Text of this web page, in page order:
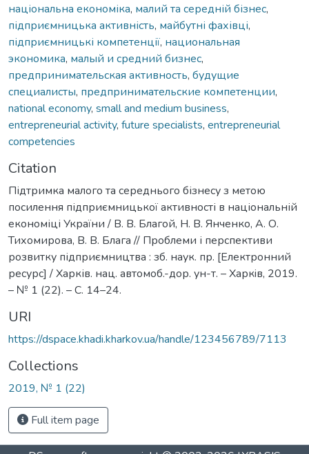
національна економіка, малий та середній бізнес,
підприємницька активність, майбутні фахівці,
підприємницькі компетенції, национальная
экономика, малый и средний бизнес,
предпринимательская активность, будущие
специалисты, предпринимательские компетенции,
national economy, small and medium business,
entrepreneurial activity, future specialists, entrepreneurial
competencies
Citation
Підтримка малого та середнього бізнесу з метою
посилення підприємницької активності в національній
економіці України / В. В. Благой, Н. В. Янченко, А. О.
Тихомирова, В. В. Блага // Проблеми і перспективи
розвитку підприємництва : зб. наук. пр. [Електронний
ресурс] / Харків. нац. автомоб.-дор. ун-т. – Харкiв, 2019.
– № 1 (22). – С. 14–24.
URI
https://dspace.khadi.kharkov.ua/handle/123456789/7113
Collections
2019, № 1 (22)
Full item page